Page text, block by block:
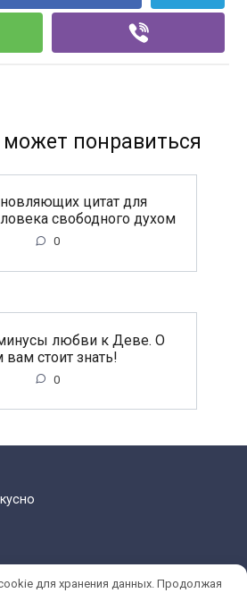
понравиться
цитат для
свободного духом
0
любви к Деве. О
вам стоит знать!
0
для хранения данных. Продолжая